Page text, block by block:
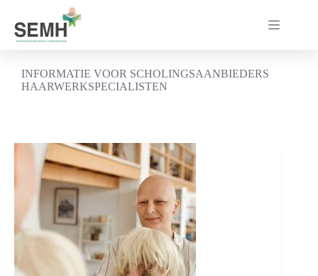
inhoud
INFORMATIE VOOR SCHOLINGSAANBIEDERS
HAARWERKSPECIALISTEN